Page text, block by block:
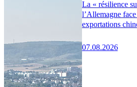
La « résilience
l’Allemagne
exportations
07.08.2026